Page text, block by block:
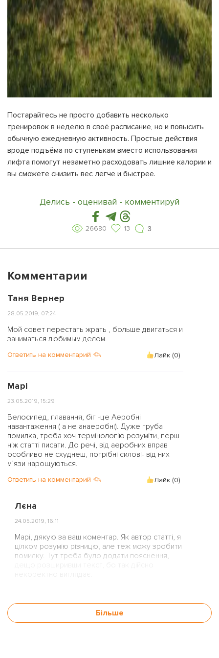
Постарайтесь не просто добавить несколько
тренировок в неделю в своё расписание, но и повысить
обычную ежедневную активность. Простые действия
вроде подъёма по ступенькам вместо использования
лифта помогут незаметно расходовать лишние калории и
вы сможете снизить вес легче и быстрее.
Делись - оценивай - комментируй
26680 13 3
Комментарии
Більше
Таня Вернер
28.05.2019, 07:24
Мой совет перестать жрать , больше двигаться и
заниматься любимым делом.
Лайк (0)
Ответить на комментарий
Марі
23.05.2019, 15:29
Велосипед, плавання, біг -це Аеробні
навантаження ( а не анаеробні). Дуже груба
помилка, треба хоч термінологію розуміти, перш
ніж статті писати. До речі, від аеробних вправ
особливо не схуднеш, потрібні силові- від них
м’язи нарощуються.
Лайк (0)
Ответить на комментарий
Лєна
24.05.2019, 16:11
Марі, дякую за ваш коментар. Як автор статті, я
цілком розумію різницю, але теж можу зробити
помилку. Тут треба було додати пояснення,
Насправді немає чіткого розділення на аєробні